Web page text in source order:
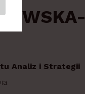
Analiz i Strategii